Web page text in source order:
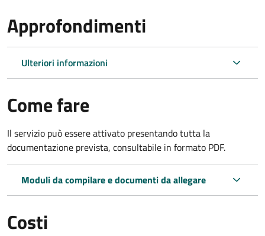
Approfondimenti
Ulteriori informazioni
Come fare
Il servizio può essere attivato presentando tutta la
documentazione prevista, consultabile in formato PDF.
Moduli da compilare e documenti da allegare
Costi